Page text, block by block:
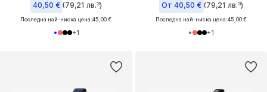
40,50 € (79,21 лв.³)
Последна най-ниска цена:45,00 €
+1
От 40,50 € (79,21 лв.³)
Последна най-ниска цена:45,00 €
+1